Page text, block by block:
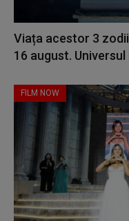
Viața acestor 3
16 august. Universul
FILM NOW